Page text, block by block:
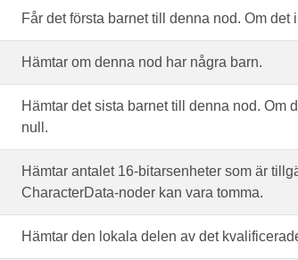
Får det första barnet till denna nod. Om
Hämtar om denna nod har några barn.
Hämtar det sista barnet till denna nod. Om
null.
Hämtar antalet 16-bitarsenheter som är
CharacterData-noder kan vara tomma.
Hämtar den lokala delen av det